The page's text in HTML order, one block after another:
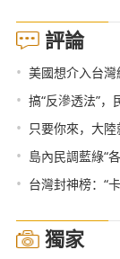
評論
• 美國想介入台灣
• 搞“反滲透法”，
• 只要你來，大陸
• 島內民調藍綠“
• 台灣封神榜：“
獨家